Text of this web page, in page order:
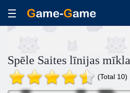
Spēle Saites līnijas mīkla
(Total 10)